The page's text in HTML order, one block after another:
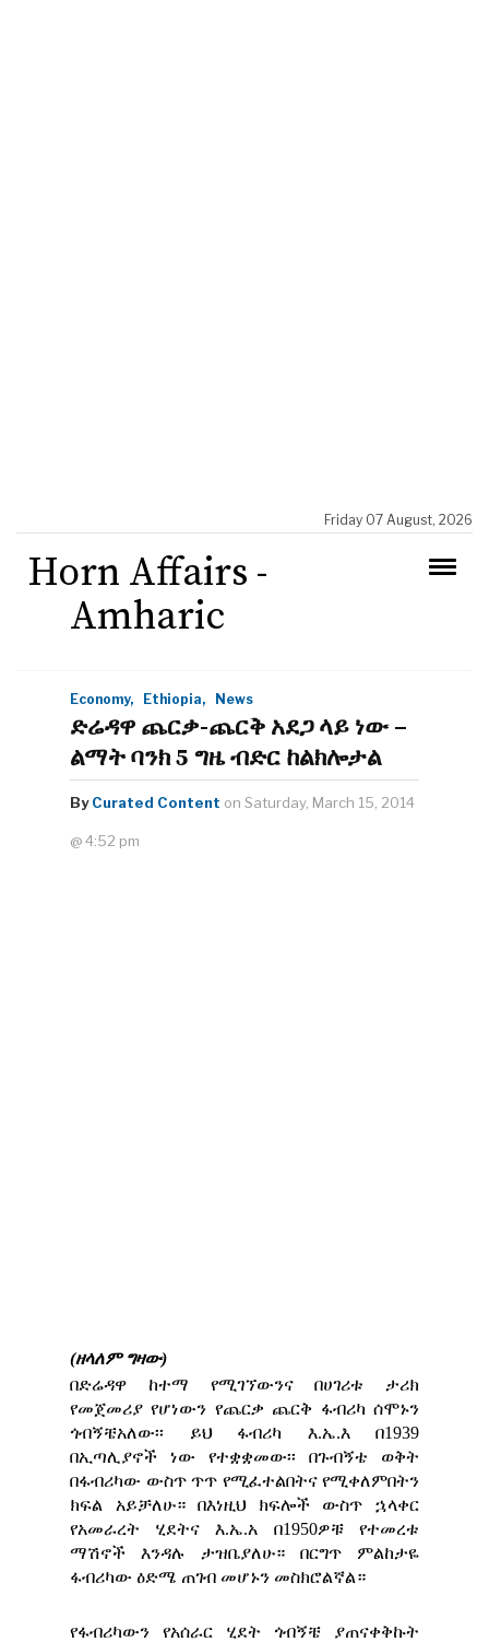
Friday 07 August, 2026
Horn Affairs -
Amharic
Economy, Ethiopia, News
ድሬዳዋ ጨርቃ-ጨርቅ አደጋ ላይ ነው –
ልማት ባንክ 5 ግዜ ብድር ከልክሎታል
By Curated Content on Saturday, March 15, 2014
@ 4:52 pm
(ዘላለም ግዛው)
በድሬዳዋ ከተማ የሚገኘውንና በሀገሪቱ ታሪክ
የመጀመሪያ የሆነውን የጨርቃ ጨርቅ ፋብሪካ ሰሞኑን
ጎብኝቼአለው፡፡ ይህ ፋብሪካ እ.ኤ.እ በ1939
በኢጣሊያኖች ነው የተቋቋመው፡፡ በጉብኝቴ ወቅት
በፋብሪካው ውስጥ ጥጥ የሚፈተልበትና የሚቀለምበትን
ክፍል አይቻለሁ። በእነዚህ ክፍሎች ውስጥ ኋላቀር
የአመራረት ሂደትና እ.ኤ.አ በ1950ዎቹ የተመረቱ
ማሽኖች እንዳሉ ታዝቤያለሁ። በርግጥ ምልከታዬ
ፋብሪካው ዕድሜ ጠገብ መሆኑን መስክሮልኛል።
የፋብሪካውን የአሰራር ሂደት ጎብኝቼ ያጠናቀቅኩት